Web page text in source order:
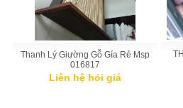
Thanh Lý Giường Gỗ Gía Rẻ Msp
016817
Liên hệ hỏi giá